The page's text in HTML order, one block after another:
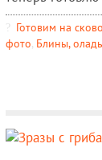
Готовим на
фото, Блины,